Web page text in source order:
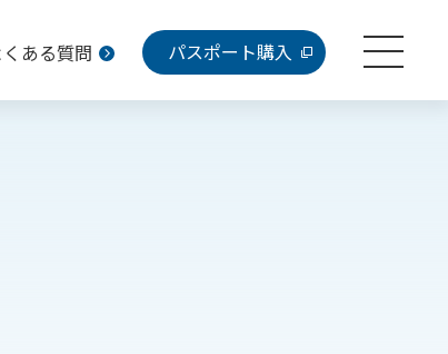
くある質問 パスポート購入